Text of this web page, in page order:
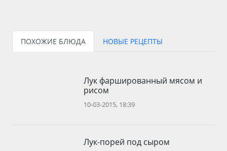
ПОХОЖИЕ БЛЮДА НОВЫЕ РЕЦЕПТЫ
Лук фаршированный мясом и
рисом
10-03-2015, 18:39
Лук-порей под сыром